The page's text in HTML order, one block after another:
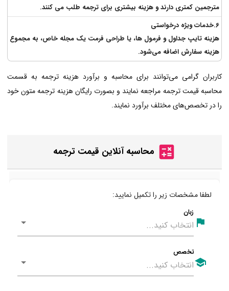
مترجمین کمتری دارند و هزینه بیشتری برای ترجمه طلب می کنند.
6.خدمات ویژه درخواستی
هزینه تایپ جداول و فرمول ها، یا طراحی فرمت یک مجله خاص، به مجموع
هزینه سفارش اضافه می‌شود.
کاربران گرامی می‌توانند برای محاسبه و برآورد هزینه ترجمه به قسمت
محاسبه قیمت ترجمه مراجعه نمایند و بصورت رایگان هزینه ترجمه متون خود
را در تخصص‌های مختلف برآورد نمایند.
محاسبه آنلاین قیمت ترجمه